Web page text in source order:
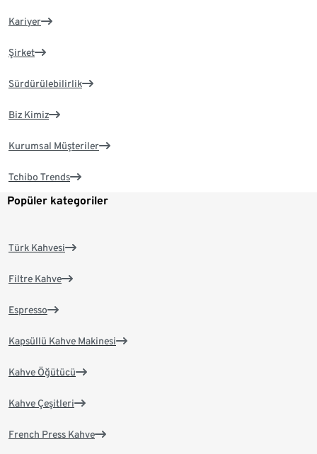
Kariyer
Şirket
Sürdürülebilirlik
Biz Kimiz
Kurumsal Müşteriler
Tchibo Trends
Popüler kategoriler
Türk Kahvesi
Filtre Kahve
Espresso
Kapsüllü Kahve Makinesi
Kahve Öğütücü
Kahve Çeşitleri
French Press Kahve